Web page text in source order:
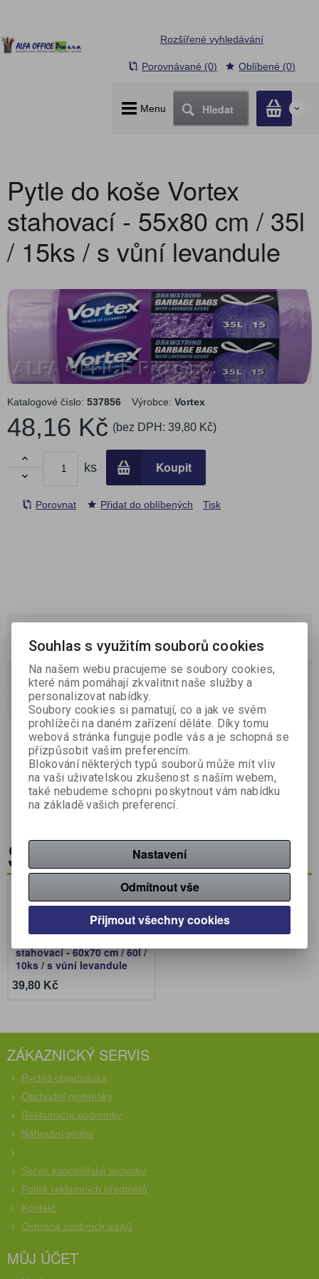
Menu Hledat 0
Rozšířené vyhledávání
Porovnávané (0) Oblíbené (0)
Pytle do koše Vortex
stahovací - 55x80 cm / 35l
/ 15ks / s vůní levandule
Katalogové číslo: 537856 Výrobce: Vortex
48,16 Kč (bez DPH: 39,80 Kč)


ks Koupit
Porovnat Přidat do oblíbených Tisk
Podrobný popis
Dotaz na výrobek
Doporučit výrobek
Stahovací pytle Vortex o objemu 35 litrů jsou ideální pro
domácnosti i kanceláře, kde je potřeba praktické,
hygienické a voňavé řešení pro každodenní odpad.
Rozměr 55 × 80 cm je vhodný pro koše střední velikosti a
fólie o tloušťce 15 mikronů zajišťuje pevnost při běžné
manipulaci. Díky vůni levandule pomáhají neutralizovat
nepříjemné pachy.
Související zboží
stahovací - 60x70 cm / 60l /
10ks / s vůní levandule
39,80 Kč
ZÁKAZNICKÝ SERVIS
Rychlá objednávka
Obchodní podmínky
Reklamační podmínky
Náhradní plnění
Servis kancelářské techniky
Potisk reklamních předmětů
Kontakt
Ochrana osobních údajů
MŮJ ÚČET
Souhlas s využitím souborů cookies
Na našem webu pracujeme se soubory cookies,
které nám pomáhají zkvalitnit naše služby a
personalizovat nabídky.
Soubory cookies si pamatují, co a jak ve svém
prohlížeči na daném zařízení děláte. Díky tomu
webová stránka funguje podle vás a je schopná se
přizpůsobit vašim preferencím.
Blokování některých typů souborů může mít vliv
na vaši uživatelskou zkušenost s naším webem,
také nebudeme schopni poskytnout vám nabídku
na základě vašich preferencí.
Nastavení
Odmítnout vše
Přijmout všechny cookies